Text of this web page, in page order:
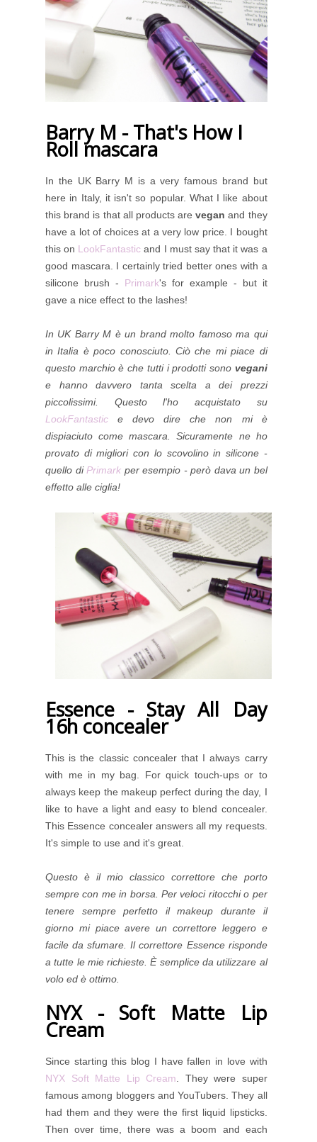
Barry M - That's How I
Roll mascara
In the UK Barry M is a very famous brand but
here in Italy, it isn't so popular. What I like about
this brand is that all products arevegan and they
have a lot of choices at a very low price. I bought
this on LookFantastic and I must say that it was a
good mascara. I certainly tried better ones with a
silicone brush - Primark's for example - but it
gave a nice effect to the lashes!
In UK Barry M è un brand molto famoso ma qui
in Italia è poco conosciuto. Ciò che mi piace di
questo marchio è che tutti i prodotti sono vegani
e hanno davvero tanta scelta a dei prezzi
piccolissimi. Questo l'ho acquistato su
LookFantastic e devo dire che non mi è
dispiaciuto come mascara. Sicuramente ne ho
provato di migliori con lo scovolino in silicone -
quello di Primark per esempio - però dava un bel
effetto alle ciglia!
Essence - Stay All Day
16h concealer
This is the classic concealer that I always carry
with me in my bag. For quick touch-ups or to
always keep the makeup perfect during the day, I
like to have a light and easy to blend concealer.
This Essence concealer answers all my requests.
It's simple to use and it's great.
Questo è il mio classico correttore che porto
sempre con me in borsa. Per veloci ritocchi o per
tenere sempre perfetto il makeup durante il
giorno mi piace avere un correttore leggero e
facile da sfumare. Il correttore Essence risponde
a tutte le mie richieste. È semplice da utilizzare al
volo ed è ottimo.
NYX - Soft Matte Lip
Cream
Since starting this blog I have fallen in love with
NYX Soft Matte Lip Cream . They were super
famous among bloggers and YouTubers. They all
had them and they were the first liquid lipsticks.
Then over time, there was a boom and each